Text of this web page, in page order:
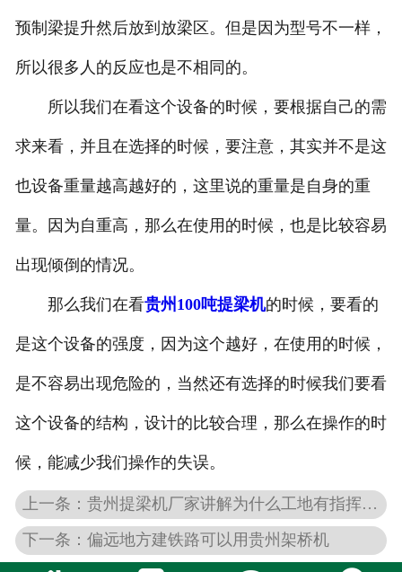
预制梁提升然后放到放梁区。但是因为型号不一样，
所以很多人的反应也是不相同的。
所以我们在看这个设备的时候，要根据自己的需
求来看，并且在选择的时候，要注意，其实并不是这
也设备重量越高越好的，这里说的重量是自身的重
量。因为自重高，那么在使用的时候，也是比较容易
出现倾倒的情况。
那么我们在看贵州100吨提梁机的时候，要看的
是这个设备的强度，因为这个越好，在使用的时候，
是不容易出现危险的，当然还有选择的时候我们要看
这个设备的结构，设计的比较合理，那么在操作的时
候，能减少我们操作的失误。
上一条：贵州提梁机厂家讲解为什么工地有指挥的原因
下一条：偏远地方建铁路可以用贵州架桥机